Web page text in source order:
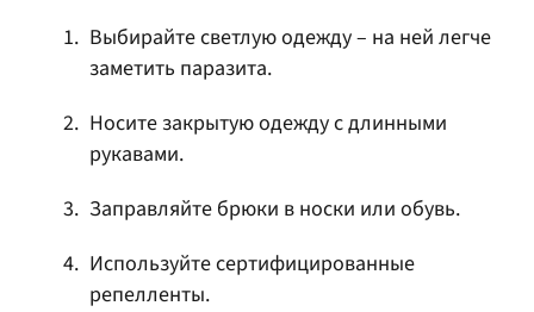
Выбирайте светлую одежду – на ней легче
заметить паразита.
Носите закрытую одежду с длинными
рукавами.
Заправляйте брюки в носки или обувь.
Используйте сертифицированные
репелленты.